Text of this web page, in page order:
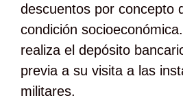
descuentos por concepto
condición
realiza el depósito
previa a su visita a las
militares.